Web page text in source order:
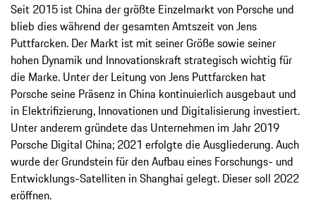
Seit 2015 ist China der größte Einzelmarkt von Porsche und
blieb dies während der gesamten Amtszeit von Jens
Puttfarcken. Der Markt ist mit seiner Größe sowie seiner
hohen Dynamik und Innovationskraft strategisch wichtig für
die Marke. Unter der Leitung von Jens Puttfarcken hat
Porsche seine Präsenz in China kontinuierlich ausgebaut und
in Elektrifizierung, Innovationen und Digitalisierung investiert.
Unter anderem gründete das Unternehmen im Jahr 2019
Porsche Digital China; 2021 erfolgte die Ausgliederung. Auch
wurde der Grundstein für den Aufbau eines Forschungs- und
Entwicklungs-Satelliten in Shanghai gelegt. Dieser soll 2022
eröffnen.